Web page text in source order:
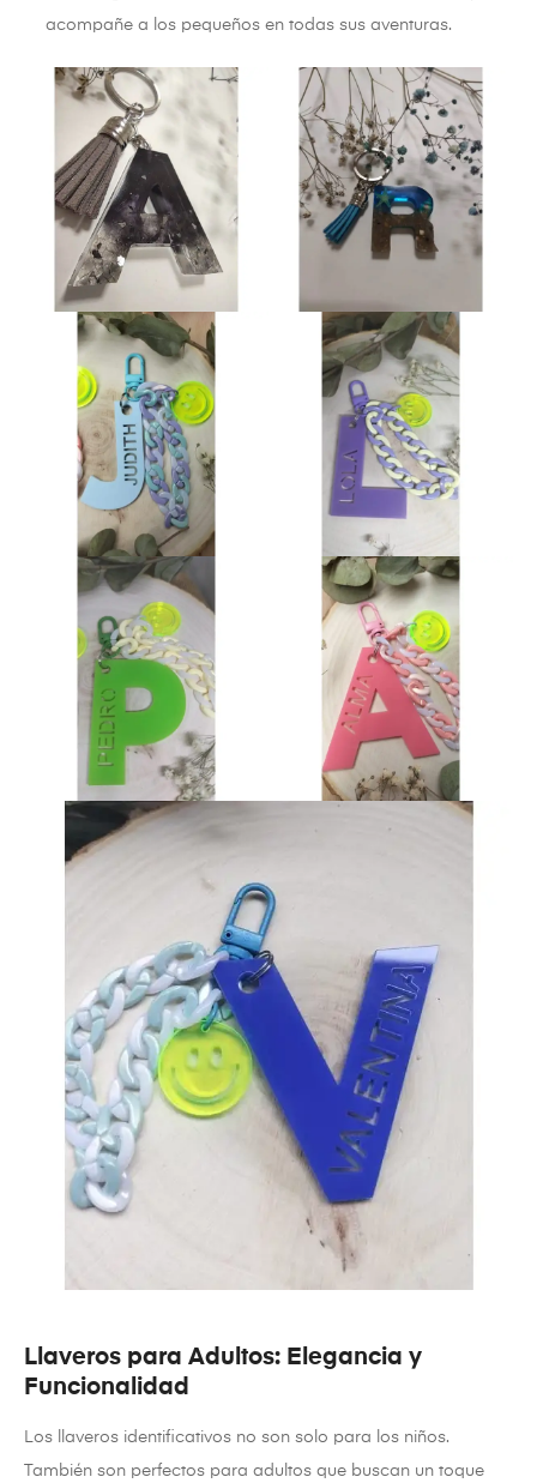
acompañe a los pequeños en todas sus aventuras.
Llaveros para Adultos: Elegancia y
Funcionalidad
Los llaveros identificativos no son solo para los niños.
También son perfectos para adultos que buscan un toque